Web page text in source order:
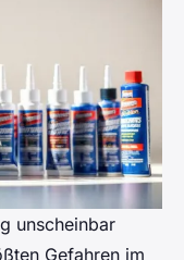
unscheinbar
Gefahren im